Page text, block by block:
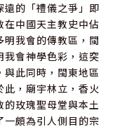
的「禮儀之爭」即
中國天主教史中佔
我會的傳教區，閩
會神學色彩，這突
此同時，閩東地區
，廟宇林立，香火
玫瑰聖母堂與本土
頗為引人側目的宗